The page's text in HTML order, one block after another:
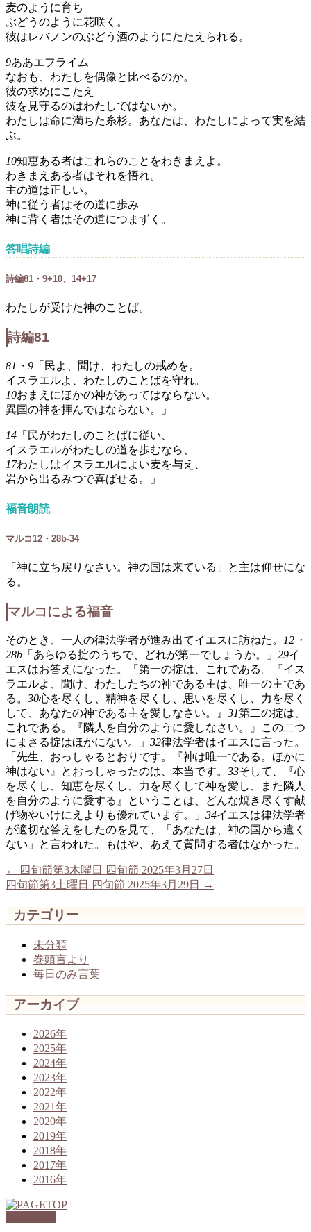
麦のように育ち
ぶどうのように花咲く。
彼はレバノンのぶどう酒のようにたたえられる。
9ああエフライム
なおも、わたしを偶像と比べるのか。
彼の求めにこたえ
彼を見守るのはわたしではないか。
わたしは命に満ちた糸杉。あなたは、わたしによって実を結
ぶ。
10知恵ある者はこれらのことをわきまえよ。
わきまえある者はそれを悟れ。
主の道は正しい。
神に従う者はその道に歩み
神に背く者はその道につまずく。
答唱詩編
詩編81・9+10、14+17
わたしが受けた神のことば。
詩編81
81・9 「民よ、聞け、わたしの戒めを。
イスラエルよ、わたしのことばを守れ。
10おまえにほかの神があってはならない。
異国の神を拝んではならない。」
14 「民がわたしのことばに従い、
イスラエルがわたしの道を歩むなら、
17わたしはイスラエルによい麦を与え、
岩から出るみつで喜ばせる。」
福音朗読
マルコ12・28b-34
「神に立ち戻りなさい。神の国は来ている」と主は仰せにな
る。
マルコによる福音
そのとき、一人の律法学者が進み出てイエスに訪ねた。 12・
28b 「あらゆる掟のうちで、どれが第一でしょうか。」 29イ
エスはお答えになった。「第一の掟は、これである。『イス
ラエルよ、聞け、わたしたちの神である主は、唯一の主であ
る。 30心を尽くし、精神を尽くし、思いを尽くし、力を尽く
して、あなたの神である主を愛しなさい。』 31第二の掟は、
これである。『隣人を自分のように愛しなさい。』この二つ
にまさる掟はほかにない。」 32律法学者はイエスに言った。
「先生、おっしゃるとおりです。『神は唯一である。ほかに
神はない』とおっしゃったのは、本当です。 33そして、『心
を尽くし、知恵を尽くし、力を尽くして神を愛し、また隣人
を自分のように愛する』ということは、どんな焼き尽くす献
げ物やいけにえよりも優れています。」 34イエスは律法学者
が適切な答えをしたのを見て、「あなたは、神の国から遠く
ない」と言われた。もはや、あえて質問する者はなかった。
← 四旬節第3木曜日 四旬節 2025年3月27日
四旬節第3土曜日 四旬節 2025年3月29日
→
カテゴリー
未分類
巻頭言より
毎日のみ言葉
アーカイブ
2026年
2025年
2024年
2023年
2022年
2021年
2020年
2019年
2018年
2017年
2016年